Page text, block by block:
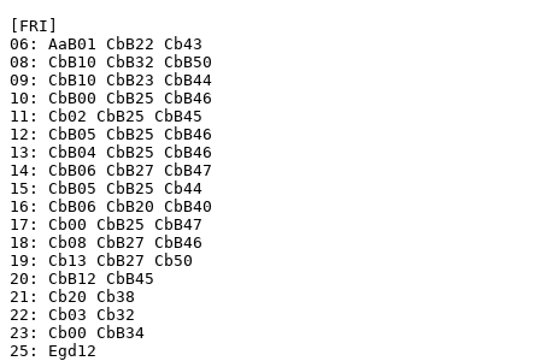
[FRI]
06: AaB01 CbB22 Cb43
08: CbB10 CbB32 CbB50
09: CbB10 CbB23 CbB44
10: CbB00 CbB25 CbB46
11: Cb02 CbB25 CbB45
12: CbB05 CbB25 CbB46
13: CbB04 CbB25 CbB46
14: CbB06 CbB27 CbB47
15: CbB05 CbB25 Cb44
16: CbB06 CbB20 CbB40
17: Cb00 CbB25 CbB47
18: Cb08 CbB27 CbB46
19: Cb13 CbB27 Cb50
20: CbB12 CbB45
21: Cb20 Cb38
22: Cb03 Cb32
23: Cb00 CbB34
25: Egd12